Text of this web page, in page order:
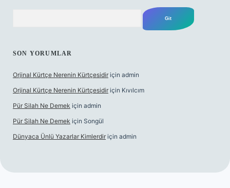
SON YORUMLAR
Orjinal Kürtçe Nerenin Kürtçesidir için admin
Orjinal Kürtçe Nerenin Kürtçesidir için Kıvılcım
Pür Silah Ne Demek için admin
Pür Silah Ne Demek için Songül
Dünyaca Ünlü Yazarlar Kimlerdir için admin